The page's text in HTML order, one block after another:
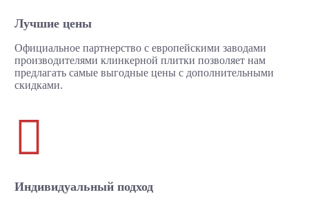
Лучшие цены
Официальное партнерство с европейскими заводами
производителями клинкерной плитки позволяет нам
предлагать самые выгодные цены с дополнительными
скидками.

Индивидуальный подход